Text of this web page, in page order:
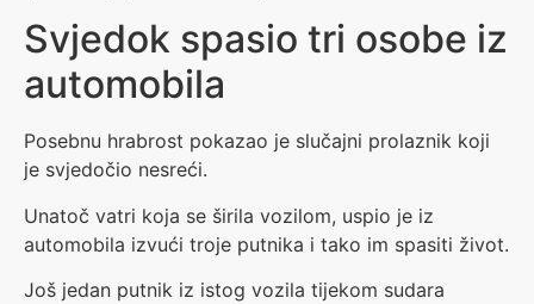
Svjedok spasio tri osobe iz
automobila
Posebnu hrabrost pokazao je slučajni prolaznik koji
je svjedočio nesreći.
Unatoč vatri koja se širila vozilom, uspio je iz
automobila izvući troje putnika i tako im spasiti život.
Još jedan putnik iz istog vozila tijekom sudara